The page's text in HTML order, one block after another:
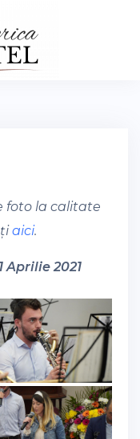
foto la calitate
aici.
Aprilie 2021